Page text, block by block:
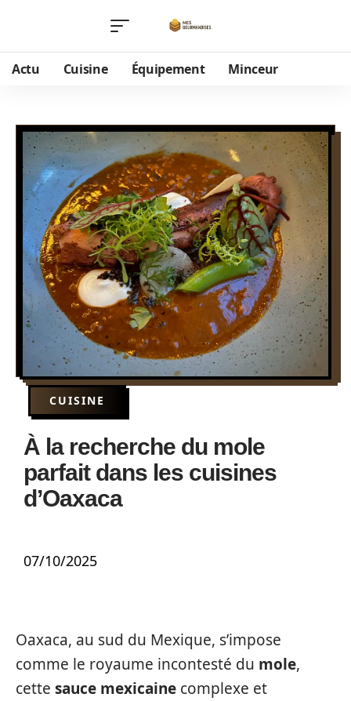
Actu Cuisine Équipement Minceur
CUISINE
À la recherche du mole
parfait dans les cuisines
d’Oaxaca
07/10/2025
Oaxaca, au sud du Mexique, s’impose
comme le royaume incontesté du mole,
cette sauce mexicaine complexe et